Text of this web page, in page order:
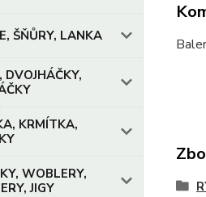
ŠŇŮRY, LANKA
DVOJHÁČKY,
KRMÍTKA,
WOBLERY,
JIGY